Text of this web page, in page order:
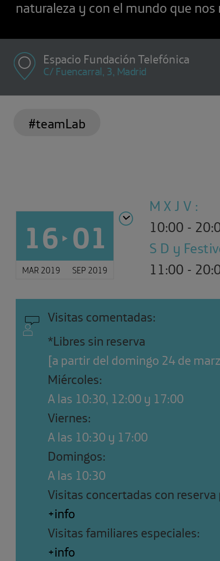
naturaleza y con el mundo que nos
Espacio Fundación Telefónica
C/ Fuencarral, 3, Madrid
#teamLab
16
MAR 2019
01
SEP 2019
M X J V :
10:00 -
S D y
11:00 -
Visitas comentadas:
*Libres sin reserva
[a partir del domingo 24 de
Miércoles:
A las 10:30, 12:00 y 17:00
Viernes:
A las 10:30 y 17:00
Domingos:
A las 10:30
Visitas concertadas con reserva
+info
Visitas familiares especiales:
+info